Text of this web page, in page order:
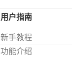
用户指南
新手教程
功能介绍